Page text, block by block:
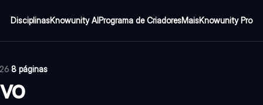
DisciplinasKnowunity AIPrograma de CriadoresMaisKnowunity Pro
·8 páginas